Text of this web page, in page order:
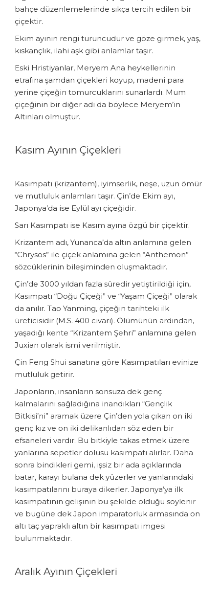
bahçe düzenlemelerinde sıkça tercih edilen bir
çiçektir.
Ekim ayının rengi turuncudur ve göze girmek, yaş,
kıskançlık, ilahi aşk gibi anlamlar taşır.
Eski Hristiyanlar, Meryem Ana heykellerinin
etrafına şamdan çiçekleri koyup, madeni para
yerine çiçeğin tomurcuklarını sunarlardı. Mum
çiçeğinin bir diğer adı da böylece Meryem’in
Altınları olmuştur.
Kasım Ayının Çiçekleri
Kasımpatı (krizantem), iyimserlik, neşe, uzun ömür
ve mutluluk anlamları taşır. Çin’de Ekim ayı,
Japonya’da ise Eylül ayı çiçeğidir.
Sarı Kasımpatı ise Kasım ayına özgü bir çiçektir.
Krizantem adı, Yunanca’da altın anlamına gelen
“Chrysos” ile çiçek anlamına gelen “Anthemon”
sözcüklerinin bileşiminden oluşmaktadır.
Çin’de 3000 yıldan fazla süredir yetiştirildiği için,
Kasımpatı “Doğu Çiçeği” ve “Yaşam Çiçeği” olarak
da anılır. Tao Yanming, çiçeğin tarihteki ilk
üreticisidir (M.S. 400 civarı). Ölümünün ardından,
yaşadığı kente “Krizantem Şehri” anlamına gelen
Juxian olarak ismi verilmiştir.
Çin Feng Shui sanatına göre Kasımpatıları evinize
mutluluk getirir.
Japonların, insanların sonsuza dek genç
kalmalarını sağladığına inandıkları “Gençlik
Bitkisi’ni” aramak üzere Çin’den yola çıkan on iki
genç kız ve on iki delikanlıdan söz eden bir
efsaneleri vardır. Bu bitkiyle takas etmek üzere
yanlarına sepetler dolusu kasımpatı alırlar. Daha
sonra bindikleri gemi, işsiz bir ada açıklarında
batar, karayı bulana dek yüzerler ve yanlarındaki
kasımpatılarını buraya dikerler. Japonya’ya ilk
kasımpatının gelişinin bu şekilde olduğu söylenir
ve bugüne dek Japon imparatorluk armasında on
altı taç yapraklı altın bir kasımpatı imgesi
bulunmaktadır.
Aralık Ayının Çiçekleri